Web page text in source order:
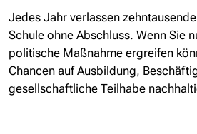
Jedes Jahr verlassen
Schule ohne Abschluss. Wenn Sie
politische Maßnahme ergreifen
Chancen auf Ausbildung,
gesellschaftliche Teilhabe